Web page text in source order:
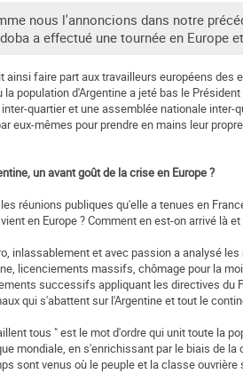
nous l'annoncions dans notre
a effectué une tournée en Europe
ainsi faire part aux travailleurs européens
la population d'Argentine a jeté bas le
quartier et une assemblée nationale
eux-mêmes pour prendre en mains leur
un avant goût de la crise en Europe ?
réunions publiques qu'elle a tenues en
en Europe ? Comment en est-on arrivé là
inlassablement et avec passion a analysé
licenciements massifs, chômage pour la
successifs appliquant les directives du
qui s'abattent sur l'Argentine et tout le
tous " est le mot d'ordre qui unit toute la
mondiale, en s'enrichissant par le biais de
sont venus où le peuple et la classe